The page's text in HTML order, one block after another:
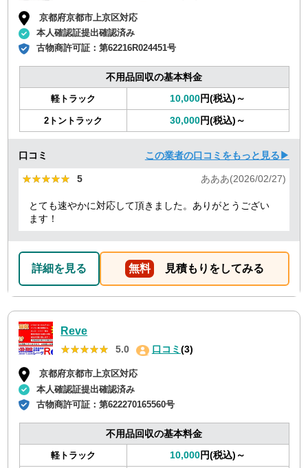
京都府京都市上京区対応
本人確認証提出確認済み
古物商許可証：第62216R024451号
不用品回収の基本料金
軽トラック 10,000円(税込)～
2トントラック 30,000円(税込)～
口コミ この業者の口コミをもっと見る▶
★★★★★
★★★★★ 5 あああ(2026/02/27)
とても速やかに対応して頂きました。ありがとうござい
ます！
詳細を見る 無料 見積もりをしてみる
Reve
★★★★★
★★★★★ 5.0 口コミ(3)
京都府京都市上京区対応
本人確認証提出確認済み
古物商許可証：第622270165560号
不用品回収の基本料金
軽トラック 10,000円(税込)～